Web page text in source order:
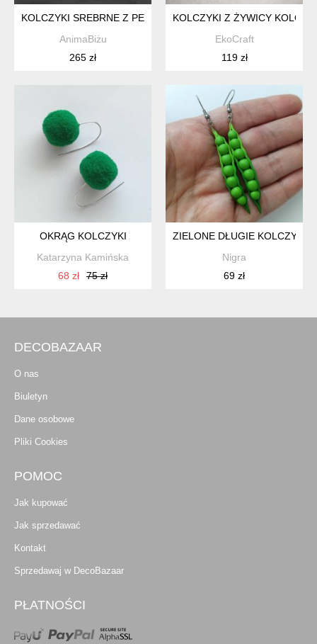
KOLCZYKI SREBRNE Z PERIDOTEM WKRĘTKI
AnimaBiżu
265 zł
KOLCZYKI Z ŻYWICY
EkoCraft
119 zł
OKRĄG KOLCZYKI
Katarzyna Kamińska
68 zł
75 zł
ZIELONE DŁUGIE KOLCZYKI
Nigra
69 zł
DECOBAZAAR
O nas
Biuletyn
Dane osobowe
Pliki Cookies
POMOC
Jak kupować
Jak sprzedawać
Kontakt
Sprzedawaj w DecoBazaar
PŁATNOŚCI